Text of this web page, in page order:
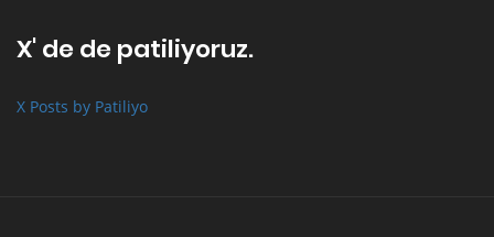
X' de de patiliyoruz.
X Posts by Patiliyo